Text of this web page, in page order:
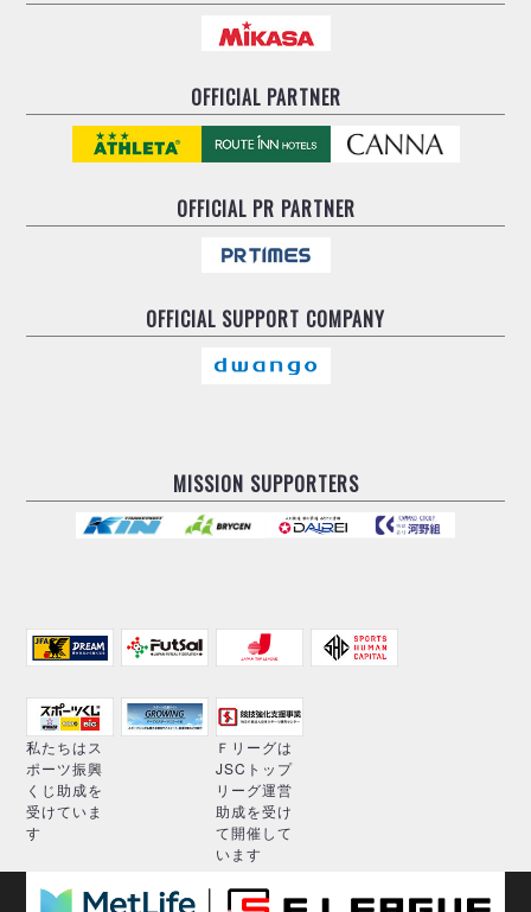
OFFICIAL PARTNER
OFFICIALPR PARTNER
OFFICIAL SUPPORT COMPANY
MISSION SUPPORTERS
私たちはス
ポーツ振興
くじ助成を
受けていま
す
Ｆリーグは
JSCトップ
リーグ運営
助成を受け
て開催して
います